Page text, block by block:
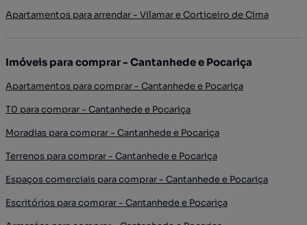
Apartamentos para arrendar - Vilamar e Corticeiro de Cima
Imóveis para comprar - Cantanhede e Pocariça
Apartamentos para comprar - Cantanhede e Pocariça
T0 para comprar - Cantanhede e Pocariça
Moradias para comprar - Cantanhede e Pocariça
Terrenos para comprar - Cantanhede e Pocariça
Espaços comerciais para comprar - Cantanhede e Pocariça
Escritórios para comprar - Cantanhede e Pocariça